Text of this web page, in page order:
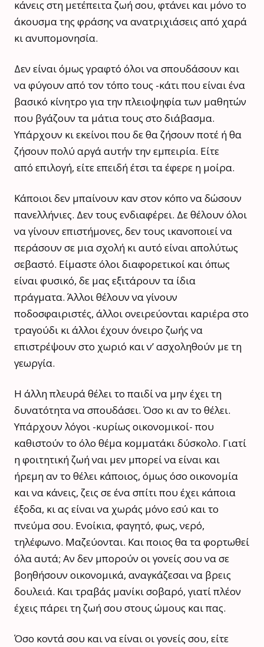
κάνεις στη μετέπειτα ζωή σου, φτάνει και μόνο το
άκουσμα της φράσης να ανατριχιάσεις από χαρά
κι ανυπομονησία.
Δεν είναι όμως γραφτό όλοι να σπουδάσουν και
να φύγουν από τον τόπο τους -κάτι που είναι ένα
βασικό κίνητρο για την πλειοψηφία των μαθητών
που βγάζουν τα μάτια τους στο διάβασμα.
Υπάρχουν κι εκείνοι που δε θα ζήσουν ποτέ ή θα
ζήσουν πολύ αργά αυτήν την εμπειρία. Είτε
από επιλογή, είτε επειδή έτσι τα έφερε η μοίρα.
Κάποιοι δεν μπαίνουν καν στον κόπο να δώσουν
πανελλήνιες. Δεν τους ενδιαφέρει. Δε θέλουν όλοι
να γίνουν επιστήμονες, δεν τους ικανοποιεί να
περάσουν σε μια σχολή κι αυτό είναι απολύτως
σεβαστό. Είμαστε όλοι διαφορετικοί και όπως
είναι φυσικό, δε μας εξιτάρουν τα ίδια
πράγματα. Άλλοι θέλουν να γίνουν
ποδοσφαιριστές, άλλοι ονειρεύονται καριέρα στο
τραγούδι κι άλλοι έχουν όνειρο ζωής να
επιστρέψουν στο χωριό και ν’ ασχοληθούν με τη
γεωργία.
Η άλλη πλευρά θέλει το παιδί να μην έχει τη
δυνατότητα να σπουδάσει. Όσο κι αν το θέλει.
Υπάρχουν λόγοι -κυρίως οικονομικοί- που
καθιστούν το όλο θέμα κομματάκι δύσκολο. Γιατί
η φοιτητική ζωή ναι μεν μπορεί να είναι και
ήρεμη αν το θέλει κάποιος, όμως όσο οικονομία
και να κάνεις, ζεις σε ένα σπίτι που έχει κάποια
έξοδα, κι ας είναι να χωράς μόνο εσύ και το
πνεύμα σου. Ενοίκια, φαγητό, φως, νερό,
τηλέφωνο. Μαζεύονται. Και ποιος θα τα φορτωθεί
όλα αυτά; Αν δεν μπορούν οι γονείς σου να σε
βοηθήσουν οικονομικά, αναγκάζεσαι να βρεις
δουλειά. Και τραβάς μανίκι σοβαρό, γιατί πλέον
έχεις πάρει τη ζωή σου στους ώμους και πας.
Όσο κοντά σου και να είναι οι γονείς σου, είτε